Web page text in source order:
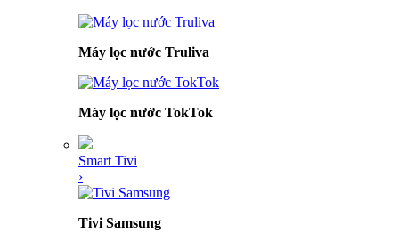
Máy lọc nước Truliva
Máy lọc nước TokTok
Smart Tivi
›
Tivi Samsung